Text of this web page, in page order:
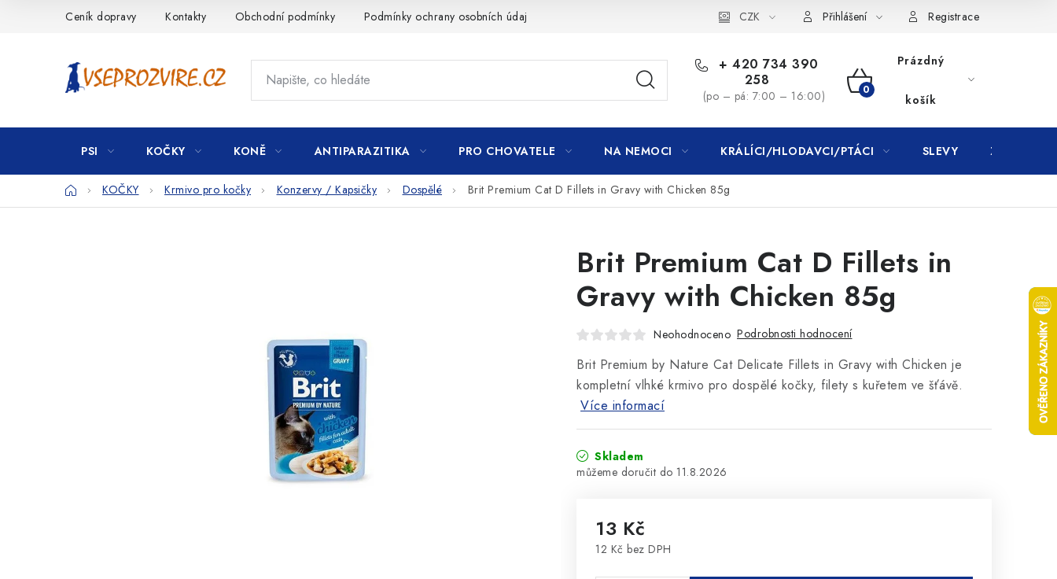
Ceník dopravy Kontakty Obchodní podmínky Podmínky ochrany osobních údajů CZK Přihlášení Registrace
+ 420 734 390
258
(po – pá: 7:00 – 16:00)
NÁKUPNÍ
KOŠÍK
Prázdný
košík
PSI KOČKY KONĚ ANTIPARAZITIKA PRO CHOVATELE NA NEMOCI KRÁLÍCI/HLODAVCI/PTÁCI SLEVY ZNAČKY
DomůKOČKY Krmivo pro kočky Konzervy / Kapsičky Dospělé Brit Premium Cat D Fillets in Gravy with Chicken 85g
Brit Premium Cat D Fillets in
Gravy with Chicken 85g
Neohodnoceno Podrobnosti hodnocení
Brit Premium by Nature Cat Delicate Fillets in Gravy with Chicken je
kompletní vlhké krmivo pro dospělé kočky, filety s kuřetem ve šťávě.
Více informací
Skladem
11.8.2026
13 Kč
12 Kč bez DPH